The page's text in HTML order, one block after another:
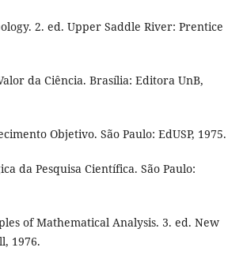
2. ed. Upper Saddle River: Prentice
da Ciência. Brasília: Editora UnB,
Objetivo. São Paulo: EdUSP, 1975.
da Pesquisa Científica. São Paulo:
of Mathematical Analysis. 3. ed. New
1976.